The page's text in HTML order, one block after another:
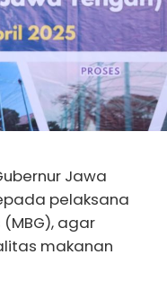
Jawa
pelaksana
agar
makanan